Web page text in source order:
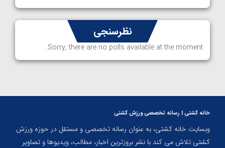
نظرسنجی
Sorry, there are no polls available at the moment.
خانه کشتی | رسانه تخصصی ورزش کشتی
وبسایت خانه کشتی، به عنوان رسانه تخصصی و مستقل در حوزه ورزش
کشتی تلاش می کند با نشر بروزترین اخبار، مطالب، ویدیوها و تصاویر